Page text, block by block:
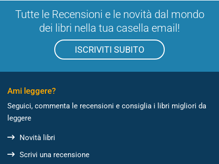
Tutte le Recensioni e le novità dal mondo
dei libri nella tua casella email!
ISCRIVITI SUBITO
Ami leggere?
Seguici, commenta le recensioni e consiglia i libri migliori da
leggere
Novità libri
Scrivi una recensione